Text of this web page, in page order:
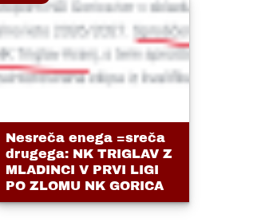
Nesreča enega =sreča
drugega: NK TRIGLAV Z
MLADINCI V PRVI LIGI
PO ZLOMU NK GORICA